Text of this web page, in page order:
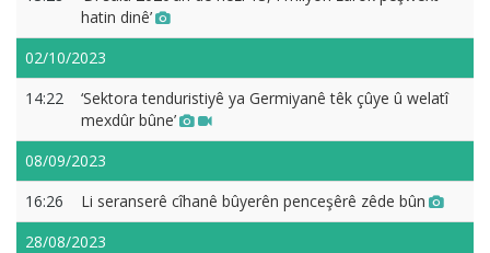
hatin dinê’
02/10/2023
14:22
‘Sektora tenduristiyê ya Germiyanê têk çûye û welatî
mexdûr bûne’
08/09/2023
16:26
Li seranserê cîhanê bûyerên penceşêrê zêde bûn
28/08/2023